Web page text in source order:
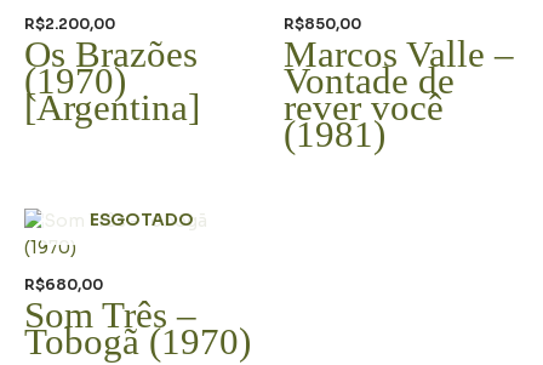
R$2.200,00
Os Brazões
(1970)
[Argentina]
R$850,00
Marcos Valle –
Vontade de
rever você
(1981)
ESGOTADO
R$680,00
Som Três –
Tobogã (1970)